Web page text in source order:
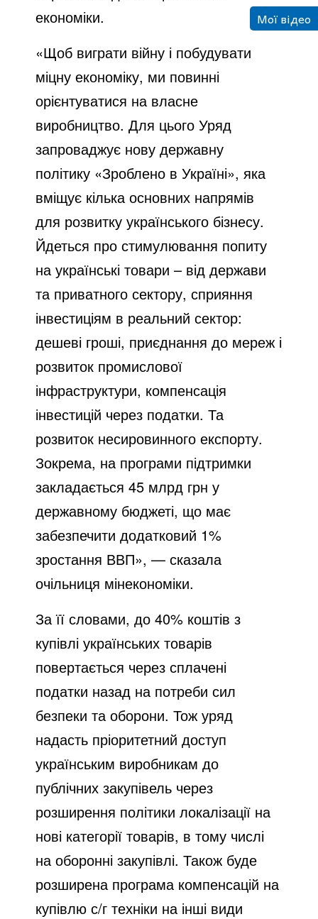
економіки.
«Щоб виграти війну і побудувати
міцну економіку, ми повинні
орієнтуватися на власне
виробництво. Для цього Уряд
запроваджує нову державну
політику «Зроблено в Україні», яка
вміщує кілька основних напрямів
для розвитку українського бізнесу.
Йдеться про стимулювання попиту
на українські товари – від держави
та приватного сектору, сприяння
інвестиціям в реальний сектор:
дешеві гроші, приєднання до мереж і
розвиток промислової
інфраструктури, компенсація
інвестицій через податки. Та
розвиток несировинного експорту.
Зокрема, на програми підтримки
закладається 45 млрд грн у
державному бюджеті, що має
забезпечити додатковий 1%
зростання ВВП», — сказала
очільниця мінекономіки.
За її словами, до 40% коштів з
купівлі українських товарів
повертається через сплачені
податки назад на потреби сил
безпеки та оборони. Тож уряд
надасть пріоритетний доступ
українським виробникам до
публічних закупівель через
розширення політики локалізації на
нові категорії товарів, в тому числі
на оборонні закупівлі. Також буде
розширена програма компенсацій на
купівлю с/г техніки на інші види
Мої відео